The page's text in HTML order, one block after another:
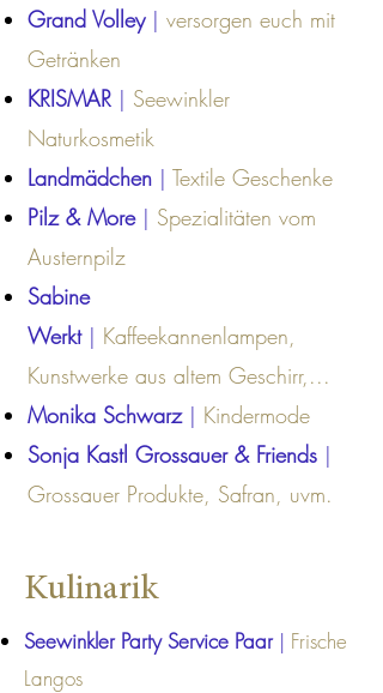
Grand Volley | versorgen euch mit
Getränken
KRISMAR | Seewinkler
Naturkosmetik
Landmädchen | Textile Geschenke
Pilz & More| Spezialitäten vom
Austernpilz
Sabine
Werkt | Kaffeekannenlampen,
Kunstwerke aus altem Geschirr,...
Monika Schwarz | Kindermode
Sonja Kastl Grossauer & Friends |
Grossauer Produkte, Safran, uvm.
Kulinarik
Seewinkler Party Service Paar| Frische
Langos